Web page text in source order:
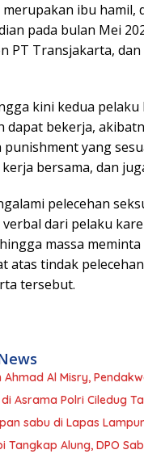
ibu hamil,
pada bulan Mei
PT Transjakarta,
kini kedua
dapat bekerja,
punishment yang
bersama, dan
pelecehan
verbal dari pelaku
massa
atas tindak
tersebut.
Ahmad Al Misry,
Asrama Polri Ciledug
sabu di Lapas
Tangkap Alung, DPO